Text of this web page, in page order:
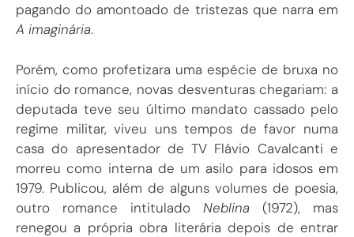
pagando do amontoado de tristezas que narra em
A imaginária.
Porém, como profetizara uma espécie de bruxa no
início do romance, novas desventuras chegariam: a
deputada teve seu último mandato cassado pelo
regime militar, viveu uns tempos de favor numa
casa do apresentador de TV Flávio Cavalcanti e
morreu como interna de um asilo para idosos em
1979. Publicou, além de alguns volumes de poesia,
outro romance intitulado Neblina (1972), mas
renegou a própria obra literária depois de entrar